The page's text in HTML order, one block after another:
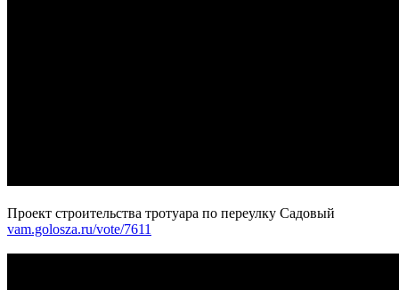
Проект строительства тротуара по переулку Садовый
vam.golosza.ru/vote/7611